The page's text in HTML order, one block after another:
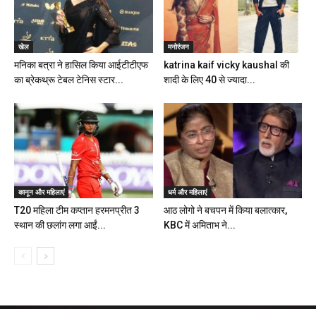
खेल
मनिका बत्रा ने हासिल किया आईटीटीएफ
का ब्रेकथ्रू टेबल टेनिस स्टार...
मनोरंजन
katrina kaif vicky kaushal की
शादी के लिए 40 से ज्यादा...
कानून और महिलाएं
T20 महिला टीम कप्तान हरमनप्रीत 3
स्थान की छलांग लगा आईं...
धर्म और महिलाएं
आठ लोगो ने बचपन में किया बलात्कार,
KBC में अमिताभ ने...